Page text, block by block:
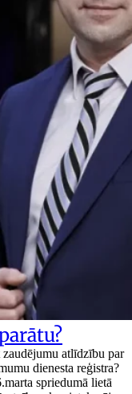
zaudējumu atlīdzību par
dienesta reģistra?
spriedumā lietā